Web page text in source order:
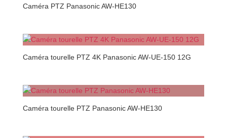
Caméra PTZ Panasonic AW-HE130
Caméra tourelle PTZ 4K Panasonic AW-UE-150 12G
Caméra tourelle PTZ Panasonic AW-HE130